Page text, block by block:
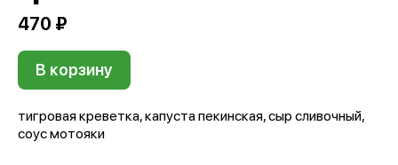
470 ₽
В корзину
тигровая креветка, капуста пекинская, сыр сливочный,
соус мотояки